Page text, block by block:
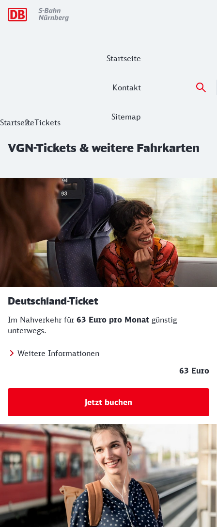
Startseite
Kontakt
Sitemap
Hauptnavigation
VGN-Tickets & weitere Fahrkarten
StartseiteTickets
VGN-Tickets & weitere Fahrkarten
Deutschland-Ticket
Im Nahverkehr für 63 Euro pro Monat günstig
unterwegs.
Weitere Informationen
63 Euro
Jetzt buchen